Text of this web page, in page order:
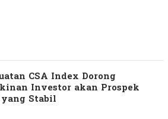
CSA Index Dorong
Investor akan Prospek
yang Stabil